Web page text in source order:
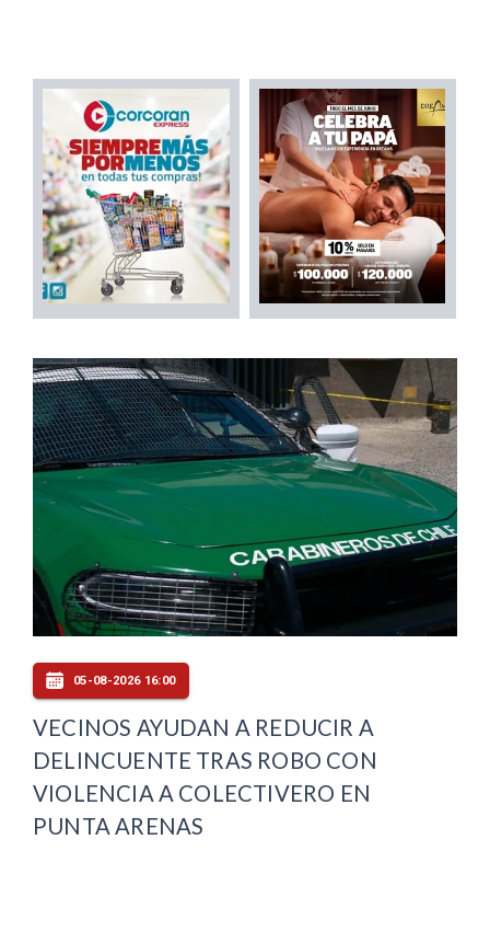
05-08-2026 16:00
VECINOS AYUDAN A REDUCIR A
DELINCUENTE TRAS ROBO CON
VIOLENCIA A COLECTIVERO EN
PUNTA ARENAS